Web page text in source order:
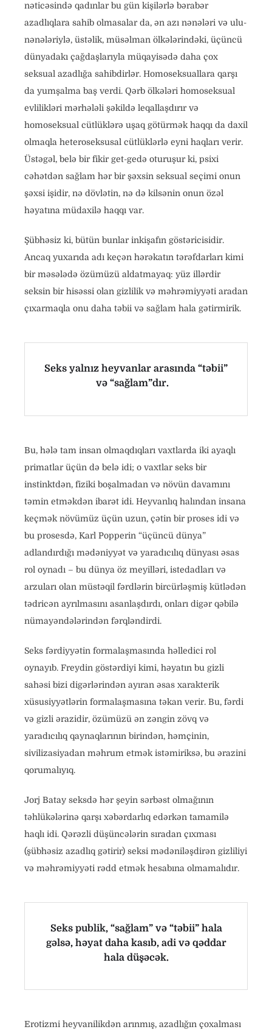
nəticəsində qadınlar bu gün kişilərlə bərabər
azadlıqlara sahib olmasalar da, ən azı nənələri və ulu-
nənələriylə, üstəlik, müsəlman ölkələrindəki, üçüncü
dünyadakı çağdaşlarıyla müqayisədə daha çox
seksual azadlığa sahibdirlər. Homoseksuallara qarşı
da yumşalma baş verdi. Qərb ölkələri homoseksual
evlilikləri mərhələli şəkildə leqallaşdırır və
homoseksual cütlüklərə uşaq götürmək haqqı da daxil
olmaqla heteroseksusal cütlüklərlə eyni haqları verir.
Üstəgəl, belə bir fikir get-gedə oturuşur ki, psixi
cəhətdən sağlam hər bir şəxsin seksual seçimi onun
şəxsi işidir, nə dövlətin, nə də kilsənin onun özəl
həyatına müdaxilə haqqı var.
Şübhəsiz ki, bütün bunlar inkişafın göstəricisidir.
Ancaq yuxarıda adı keçən hərəkatın tərəfdarları kimi
bir məsələdə özümüzü aldatmayaq: yüz illərdir
seksin bir hisəssi olan gizlilik və məhrəmiyyəti aradan
çıxarmaqla onu daha təbii və sağlam hala gətirmirik.
Seks yalnız heyvanlar arasında “təbii”
və “sağlam”dır.
Bu, hələ tam insan olmaqdıqları vaxtlarda iki ayaqlı
primatlar üçün də belə idi; o vaxtlar seks bir
instinktdən, fiziki boşalmadan və növün davamını
təmin etməkdən ibarət idi. Heyvanlıq halından insana
keçmək növümüz üçün uzun, çətin bir proses idi və
bu prosesdə, Karl Popperin “üçüncü dünya”
adlandırdığı mədəniyyət və yaradıcılıq dünyası əsas
rol oynadı – bu dünya öz meyilləri, istedadları və
arzuları olan müstəqil fərdlərin bircürləşmiş kütlədən
tədricən ayrılmasını asanlaşdırdı, onları digər qəbilə
nümayəndələrindən fərqləndirdi.
Seks fərdiyyətin formalaşmasında həlledici rol
oynayıb. Freydin göstərdiyi kimi, həyatın bu gizli
sahəsi bizi digərlərindən ayıran əsas xarakterik
xüsusiyyətlərin formalaşmasına təkan verir. Bu, fərdi
və gizli ərazidir, özümüzü ən zəngin zövq və
yaradıcılıq qaynaqlarının birindən, həmçinin,
sivilizasiyadan məhrum etmək istəmiriksə, bu ərazini
qorumalıyıq.
Jorj Batay seksdə hər şeyin sərbəst olmağının
təhlükələrinə qarşı xəbərdarlıq edərkən tamamilə
haqlı idi. Qərəzli düşüncələrin sıradan çıxması
(şübhəsiz azadlıq gətirir) seksi mədəniləşdirən gizliliyi
və məhrəmiyyəti rədd etmək hesabına olmamalıdır.
Seks publik, “sağlam” və “təbii” hala
gəlsə, həyat daha kasıb, adi və qəddar
hala düşəcək.
Erotizmi heyvanilikdən arınmış, azadlığın çoxalması